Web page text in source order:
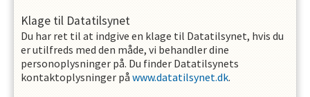
Klage til Datatilsynet
Du har ret til at indgive en klage til Datatilsynet, hvis du
er utilfreds med den måde, vi behandler dine
personoplysninger på. Du finder Datatilsynets
kontaktoplysninger påwww.datatilsynet.dk.